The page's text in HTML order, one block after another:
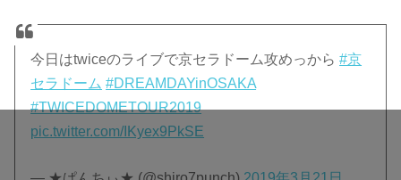
今日はtwiceのライブで京セラドーム攻めっから#京
セラドーム #DREAMDAYinOSAKA
#TWICEDOMETOUR2019
pic.twitter.com/IKyex9PkSE